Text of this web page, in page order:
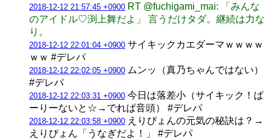
2018-12-12 21:57:45 +0900 RT @fuchigami_mai: 「みんな
のアイドル♡渕上舞だよ」 言うだけタダ。継続は力な
り。
2018-12-12 22:01:04 +0900 サイキックカエダーマｗｗｗｗ
ｗｗ #デレパ
2018-12-12 22:02:05 +0900 ムンッ（真乃ちゃんではない）
#デレパ
2018-12-12 22:03:31 +0900 今日は落差小（サイキック！ぱ
ーりーないと☆→でれぱ音頭） #デレパ
2018-12-12 22:03:58 +0900 えりぴょんの元気の秘訣は？→
えりぴょん「うなぎだよ！」 #デレパ